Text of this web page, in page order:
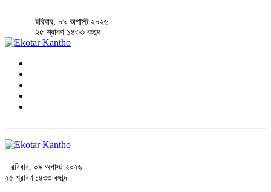
রবিবার, ০৯ অগাস্ট ২০২৬
২৫ শ্রাবণ ১৪৩৩ বঙ্গাব্দ
রবিবার, ০৯ অগাস্ট ২০২৬
২৫ শ্রাবণ ১৪৩৩ বঙ্গাব্দ